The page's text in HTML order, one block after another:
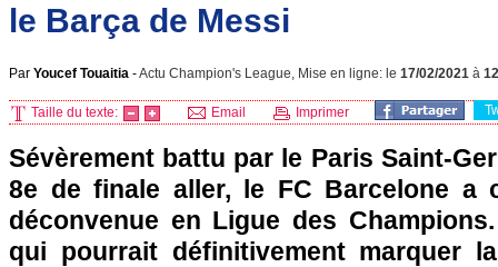
le Barça de Messi
Par Youcef Touaitia -Actu Champion's League, Mise en ligne: le 17/02/2021 à
Taille du texte: Email Imprimer
Sévèrement battu par le Paris Saint-
8e de finale aller, le FC Barcelone a
déconvenue en Ligue des
qui pourrait définitivement marquer